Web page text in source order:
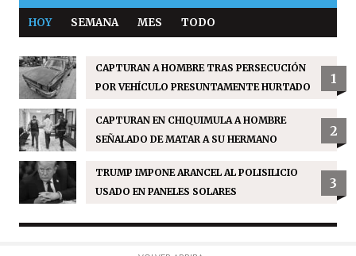
HOY SEMANA MES TODO
CAPTURAN A HOMBRE TRAS PERSECUCIÓN
POR VEHÍCULO PRESUNTAMENTE HURTADO
1
CAPTURAN EN CHIQUIMULA A HOMBRE
SEÑALADO DE MATAR A SU HERMANO
2
TRUMP IMPONE ARANCEL AL POLISILICIO
USADO EN PANELES SOLARES
3